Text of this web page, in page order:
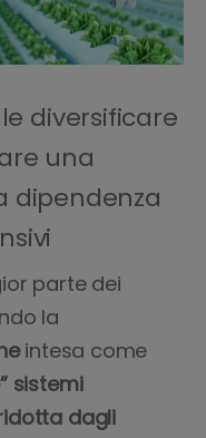
diversificare
una
dipendenza
parte dei
la
intesa come
sistemi
dagli